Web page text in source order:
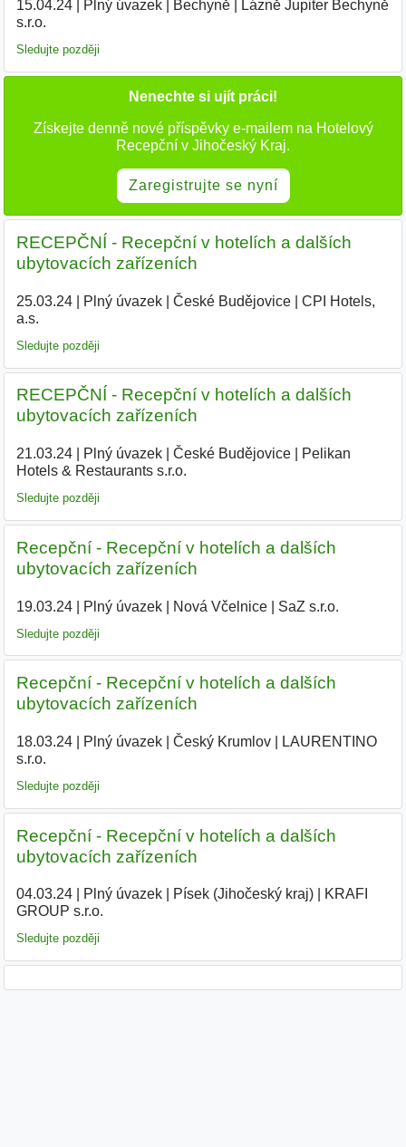
15.04.24| Plný úvazek| Bechyně|
Lázně Jupiter Bechyně
s.r.o.
Sledujte později
Nenechte si ujít práci!
Získejte denně nové příspěvky e-mailem na Hotelový
Recepční v Jihočeský Kraj.
Zaregistrujte se nyní
RECEPČNÍ - Recepční v hotelích a dalších
ubytovacích zařízeních
25.03.24| Plný úvazek| České Budějovice|
CPI Hotels,
a.s.
Sledujte později
RECEPČNÍ - Recepční v hotelích a dalších
ubytovacích zařízeních
21.03.24| Plný úvazek| České Budějovice|
Pelikan
Hotels & Restaurants s.r.o.
Sledujte později
Recepční - Recepční v hotelích a dalších
ubytovacích zařízeních
19.03.24| Plný úvazek| Nová Včelnice| SaZ s.r.o.
Sledujte později
Recepční - Recepční v hotelích a dalších
ubytovacích zařízeních
18.03.24| Plný úvazek| Český Krumlov|
LAURENTINO
s.r.o.
Sledujte později
Recepční - Recepční v hotelích a dalších
ubytovacích zařízeních
04.03.24| Plný úvazek| Písek (Jihočeský kraj)|
KRAFI
GROUP s.r.o.
Sledujte později